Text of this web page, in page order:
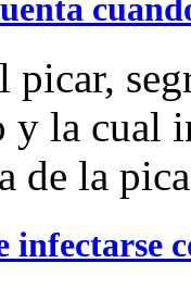
picar,
y la cual
de la
infectarse